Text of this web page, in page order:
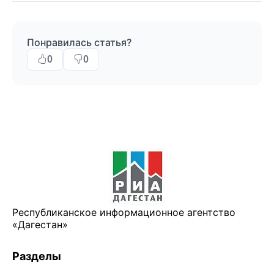
Понравилась статья?
0 0
Республиканское информационное агентство
«Дагестан»
Разделы